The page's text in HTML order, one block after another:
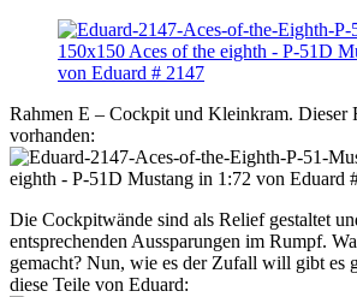
Rahmen E – Cockpit und Kleinkram. Dieser
vorhanden:
Die Cockpitwände sind als Relief gestaltet
entsprechenden Aussparungen im Rumpf.
gemacht? Nun, wie es der Zufall will gibt es
diese Teile von Eduard: